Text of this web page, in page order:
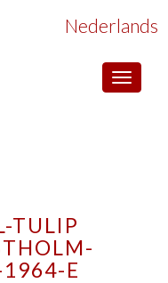
Toggle
Nederlands
TULIP
1964-E